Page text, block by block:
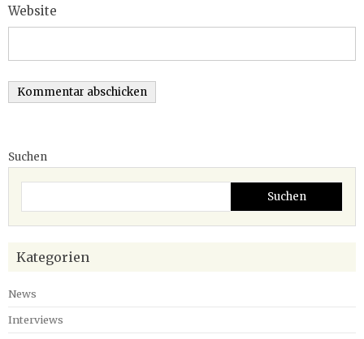
Website
Suchen
Suchen
Kategorien
News
Interviews